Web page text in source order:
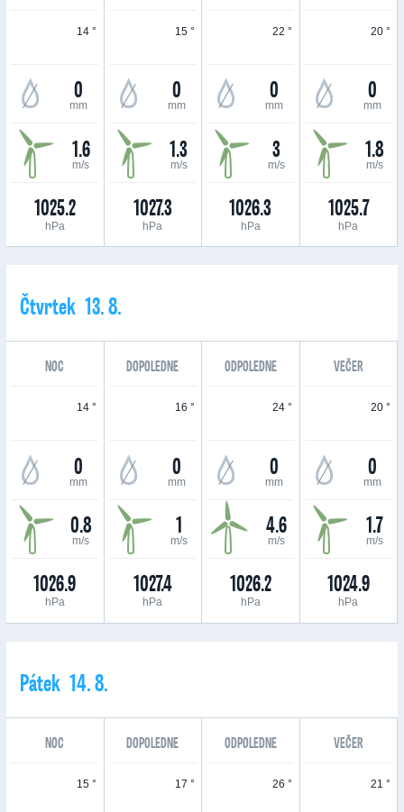
14 °
0
mm
1.6
m/s
1025.2
hPa
15 °
0
mm
1.3
m/s
1027.3
hPa
22 °
0
mm
3
m/s
1026.3
hPa
20 °
0
mm
1.8
m/s
1025.7
hPa
Čtvrtek 13. 8.
NOC DOPOLEDNE ODPOLEDNE VEČER
14 °
0
mm
0.8
m/s
1026.9
hPa
16 °
0
mm
1
m/s
1027.4
hPa
24 °
0
mm
4.6
m/s
1026.2
hPa
20 °
0
mm
1.7
m/s
1024.9
hPa
Pátek 14. 8.
NOC DOPOLEDNE ODPOLEDNE VEČER
15 ° 17 ° 26 ° 21 °